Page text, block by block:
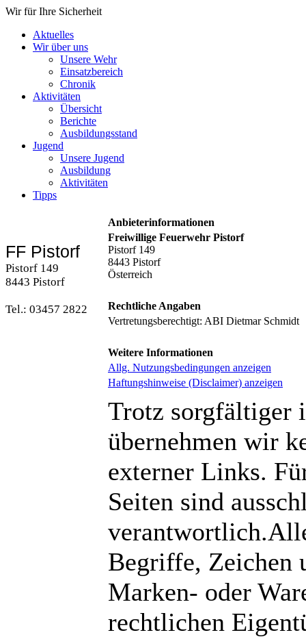
Wir für Ihre Sicherheit
Aktuelles
Wir über uns
Unsere Wehr
Einsatzbereich
Chronik
Aktivitäten
Übersicht
Berichte
Ausbildungsstand
Jugend
Unsere Jugend
Ausbildung
Aktivitäten
Tipps
FF Pistorf
Pistorf 149
8443 Pistorf
Tel.: 03457 2822
Anbieterinformationen
Freiwillige Feuerwehr Pistorf
Pistorf 149
8443 Pistorf
Österreich
Rechtliche Angaben
Vertretungsberechtigt: ABI Dietmar Schmidt
Weitere Informationen
Allg. Nutzungsbedingungen anzeigen
Haftungshinweise (Disclaimer) anzeigen
Trotz sorgfältiger
übernehmen wir
externer Links.
Seiten sind
Begriffe, Zeichen
Marken- oder
rechtlichen